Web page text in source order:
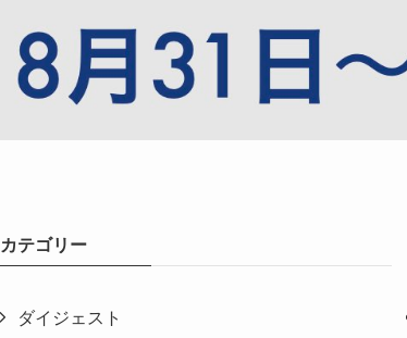
カテゴリー
ダイジェスト